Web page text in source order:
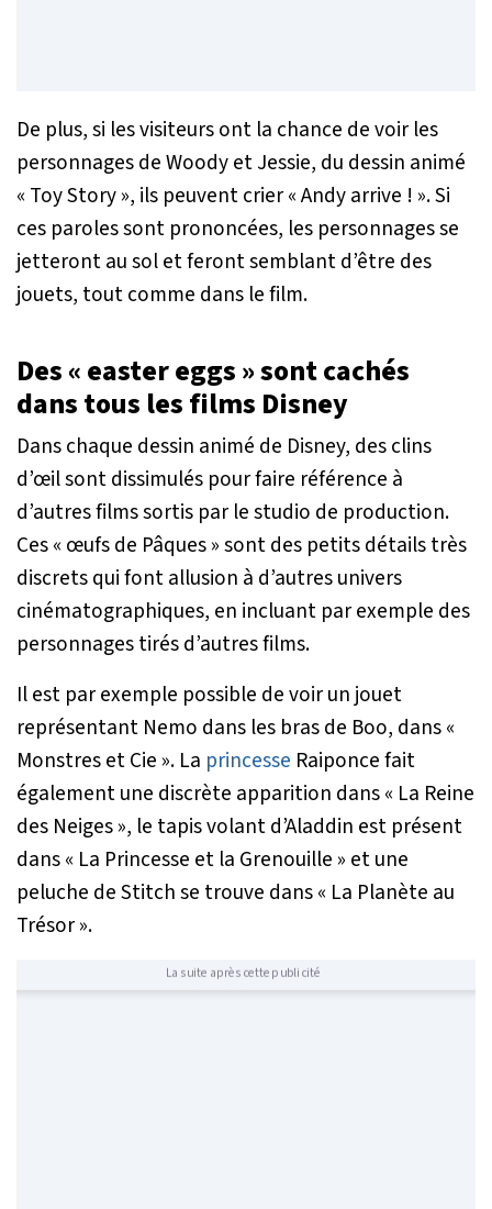
De plus, si les visiteurs ont la chance de voir les
personnages de Woody et Jessie, du dessin animé
« Toy Story », ils peuvent crier « Andy arrive ! ». Si
ces paroles sont prononcées, les personnages se
jetteront au sol et feront semblant d’être des
jouets, tout comme dans le film.
Des « easter eggs » sont cachés
dans tous les films Disney
Dans chaque dessin animé de Disney, des clins
d’œil sont dissimulés pour faire référence à
d’autres films sortis par le studio de production.
Ces « œufs de Pâques » sont des petits détails très
discrets qui font allusion à d’autres univers
cinématographiques, en incluant par exemple des
personnages tirés d’autres films.
Il est par exemple possible de voir un jouet
représentant Nemo dans les bras de Boo, dans «
Monstres et Cie ». La princesse Raiponce fait
également une discrète apparition dans « La Reine
des Neiges », le tapis volant d’Aladdin est présent
dans « La Princesse et la Grenouille » et une
peluche de Stitch se trouve dans « La Planète au
Trésor ».
La suite après cette publicité